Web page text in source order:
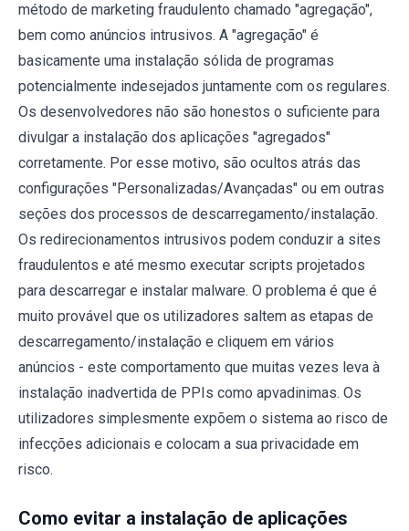
método de marketing fraudulento chamado "agregação",
bem como anúncios intrusivos. A "agregação" é
basicamente uma instalação sólida de programas
potencialmente indesejados juntamente com os regulares.
Os desenvolvedores não são honestos o suficiente para
divulgar a instalação dos aplicações "agregados"
corretamente. Por esse motivo, são ocultos atrás das
configurações "Personalizadas/Avançadas" ou em outras
seções dos processos de descarregamento/instalação.
Os redirecionamentos intrusivos podem conduzir a sites
fraudulentos e até mesmo executar scripts projetados
para descarregar e instalar malware. O problema é que é
muito provável que os utilizadores saltem as etapas de
descarregamento/instalação e cliquem em vários
anúncios - este comportamento que muitas vezes leva à
instalação inadvertida de PPIs como apvadinimas. Os
utilizadores simplesmente expõem o sistema ao risco de
infecções adicionais e colocam a sua privacidade em
risco.
Como evitar a instalação de aplicações